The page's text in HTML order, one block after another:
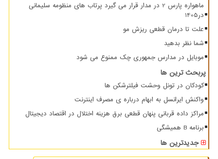
ماهواره پارس 2 در مدار قرار می گیرد پرتاب های منظومه سلیمانی
در1405
علت تا درمان قطعی ریزش مو
شما نظر بدهید
موبایل در مدارس جمهوری چک ممنوع می شود
پربحث ترین ها
کودکان در تونل وحشت فیلترشکن ها
واکنش ایرانسل به ابهام درباره ی مصرف اینترنت
مراکز داده قربانی پنهان قطعی برق هزینه اختلال در اقتصاد دیجیتال
برنامه B همیشگی
جدیدترین ها